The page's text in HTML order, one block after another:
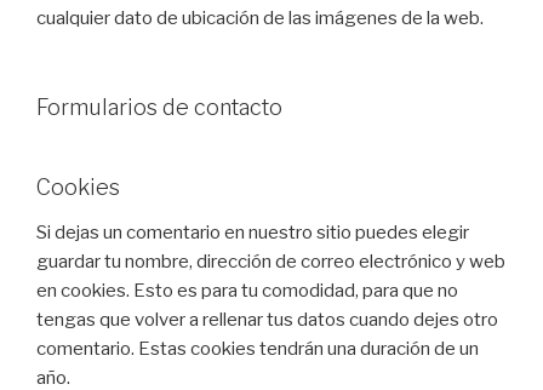
cualquier dato de ubicación de las imágenes de la web.
Formularios de contacto
Cookies
Si dejas un comentario en nuestro sitio puedes elegir
guardar tu nombre, dirección de correo electrónico y web
en cookies. Esto es para tu comodidad, para que no
tengas que volver a rellenar tus datos cuando dejes otro
comentario. Estas cookies tendrán una duración de un
año.